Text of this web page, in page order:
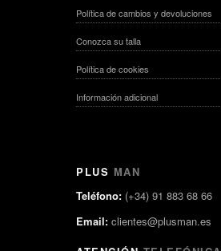
Política de cambios y devoluciones
Conozca su talla
Política de cookies
Información adicional
PLUS MAN
Teléfono: (+34) 91 883 68 66
Email: clientes@plusman.es